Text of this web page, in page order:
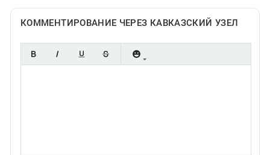
КОММЕНТИРОВАНИЕ ЧЕРЕЗ КАВКАЗСКИЙ УЗЕЛ